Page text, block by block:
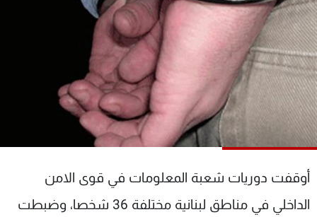
أوقفت دوريات شعبة المعلومات في قوى الامن
الداخلي في مناطق لبنانية مختلفة 36 شخصا، وضبطت
منوعات رياضة
كأس العالم
البرامج
جدول البرامج
شاهد البرامج
الترددات
وظائف